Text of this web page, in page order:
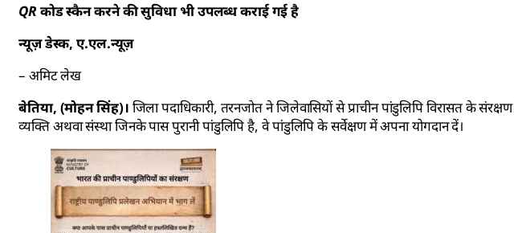
QR कोड स्कैन करने की सुविधा भी उपलब्ध कराई गई है
न्यूज़ डेस्क, ए.एल.न्यूज़
– अमिट लेख
बेतिया, (मोहन सिंह)। जिला पदाधिकारी, तरनजोत ने जिलेवासियों से प्राचीन पांडुलिपि विरासत के
व्यक्ति अथवा संस्था जिनके पास पुरानी पांडुलिपि है, वे पांडुलिपि के सर्वेक्षण में अपना योगदान दें।